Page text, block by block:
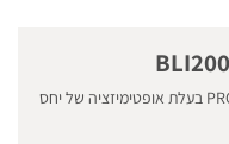
סוללה לביצועים גבוהים לאורך זמן. סוללת PRO בעלת אופטימיזציה של יחס